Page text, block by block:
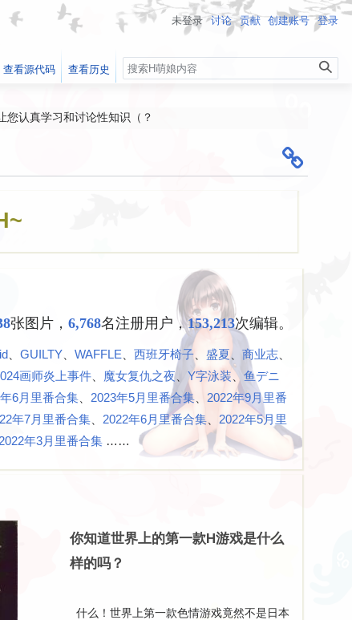
您认真学习和讨论性知识（？
妹抱
张图片，6,768名注册用户，153,213次编辑。
、​GUILTY 、​WAFFLE 、​西班牙椅子 、​盛夏、​商业志
画师炎上事件 魔女复仇之夜 、​Y字泳装 、​鱼デニ
6月里番合集 2023年5月里番合集
2022年9月里番
年7月里番合集 2022年6月里番合集
2022年5月里
2022年3月里番合集 ……
你知道世界上的第一款H游戏是什么
样的吗？
什么！世界上第一款色情游戏竟然不是日本
未登录 讨论 贡献 创建账号 登录
查看源代码 查看历史
搜